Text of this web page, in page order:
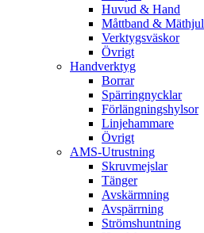
Huvud & Hand
Måttband & Mäthjul
Verktygsväskor
Övrigt
Handverktyg
Borrar
Spärringnycklar
Förlängningshylsor
Linjehammare
Övrigt
AMS-Utrustning
Skruvmejslar
Tänger
Avskärmning
Avspärrning
Strömshuntning